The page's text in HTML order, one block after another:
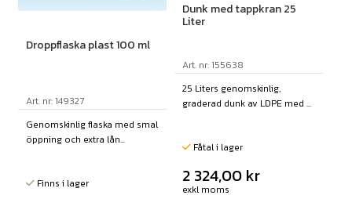
Droppflaska plast 100 ml
Art. nr: 149327
Genomskinlig flaska med smal
öppning och extra lån...
Finns i lager
Dunk med tappkran 25
Liter
Art. nr: 155638
25 Liters genomskinlig,
graderad dunk av LDPE med ...
Fåtal i lager
2 324,00 kr
exkl moms